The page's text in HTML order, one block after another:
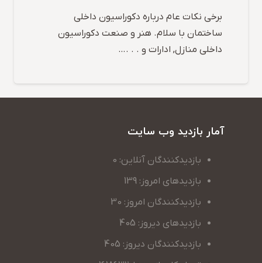
برخی نکات عام درباره دکوراسیون داخلی
ساختمان با سلام. هنر و صنعت دکوراسیون
داخلی منازل, ادارات و . . .…
آمار بازدید وب سایت
بازدیدکنندگان آنلاین: 0
بازدیدهای امروز: 139
بازدیدکنندگان امروز: 30
بازدیدهای دیروز: 405
بازدیدکنندگان دیروز: 405